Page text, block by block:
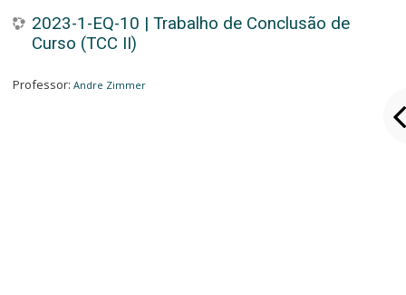
2023-1-EQ-10 | Trabalho de Conclusão de
Curso (TCC II)
Professor: Andre Zimmer